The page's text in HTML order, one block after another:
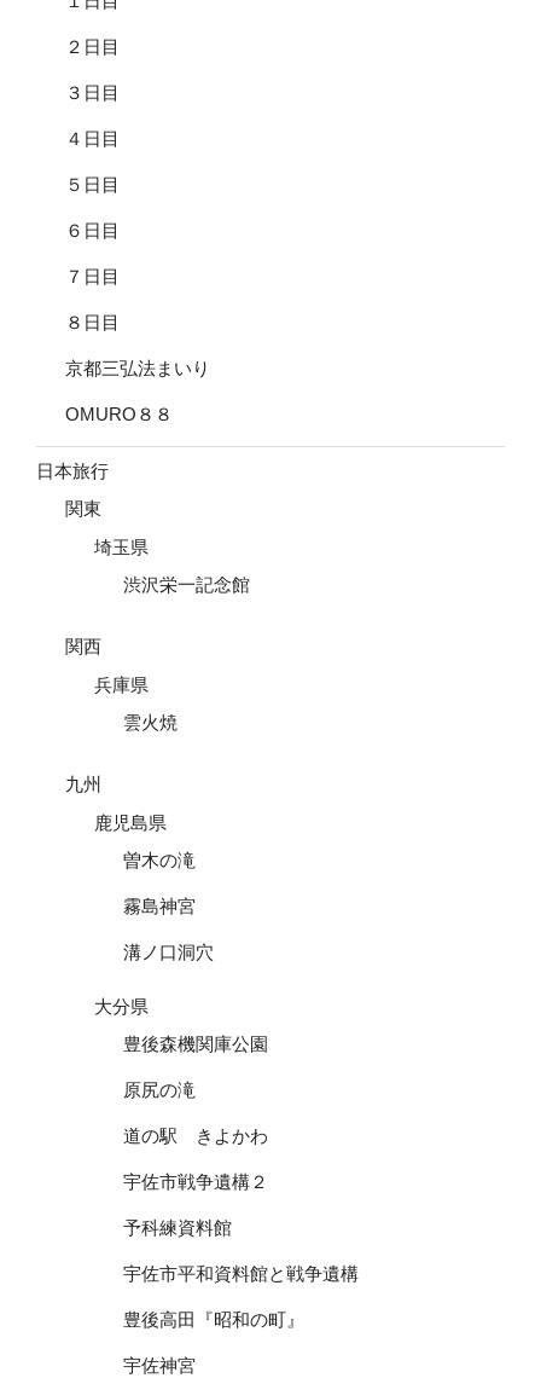
２日目
３日目
４日目
５日目
６日目
７日目
８日目
京都三弘法まいり
OMURO８８
日本旅行
関東
埼玉県
渋沢栄一記念館
関西
兵庫県
雲火焼
九州
鹿児島県
曽木の滝
霧島神宮
溝ノ口洞穴
大分県
豊後森機関庫公園
原尻の滝
道の駅 きよかわ
宇佐市戦争遺構２
予科練資料館
宇佐市平和資料館と戦争遺構
豊後高田『昭和の町』
宇佐神宮